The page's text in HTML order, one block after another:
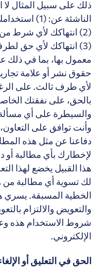
ذلك على سبيل المثال لا
الناشئة عن: (1)
(2) انتهاكك لأي شرط من
(3) انتهاكك لأي حق لطرف
معمول بها، بما في ذلك
حقوق نشر أو علامة
لأي طرف ثالث. على الرغم
بالحق، على نفقتك
والسيطرة على أي مسألة
وأنت توافق على التعاون،
دفاعنا عن مثل هذه
لإخطارك بأي مطالبة أو
هذا القبيل يخضع لهذا
لك تسوية أي مطالبة من
الخطية المسبقة. يسري هذا
والتعويض والالتزام
شروط الاستخدام هذه
الإلكتروني.
الحق في التعليق أو الإلغاء أو